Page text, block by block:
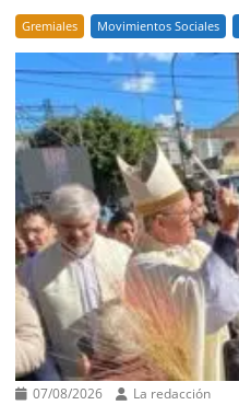
Gremiales Movimientos Sociales
07/08/2026 La redacción